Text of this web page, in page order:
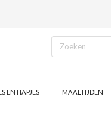
EN HAPJES MAALTIJDEN